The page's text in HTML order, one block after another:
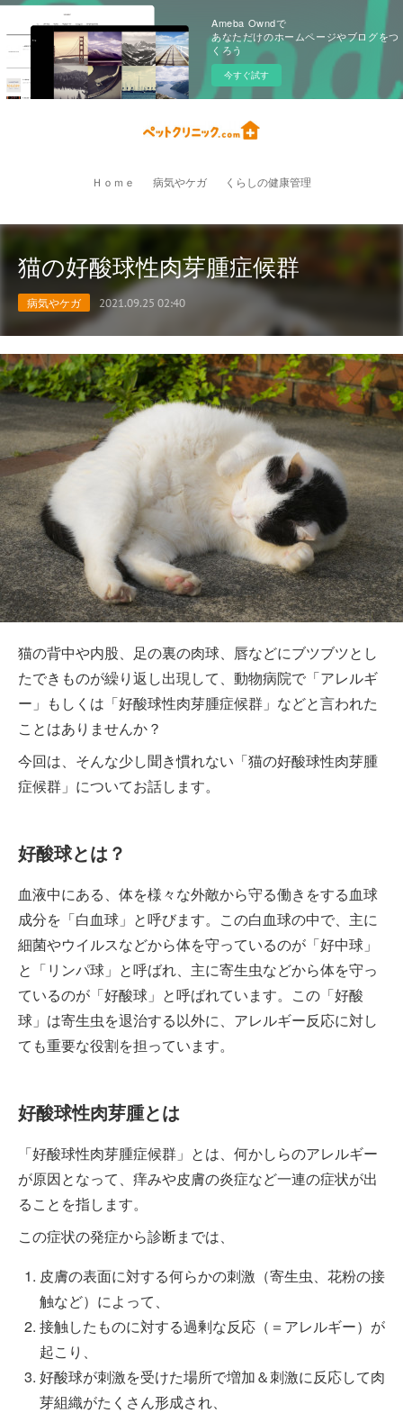
Ameba Owndで
あなただけのホームページやブログをつ
くろう
今すぐ試す
Ｈｏｍｅ 病気やケガ くらしの健康管理
猫の好酸球性肉芽腫症候群
病気やケガ 2021.09.25 02:40
猫の背中や内股、足の裏の肉球、唇などにブツブツとし
たできものが繰り返し出現して、動物病院で「アレルギ
ー」もしくは「好酸球性肉芽腫症候群」などと言われた
ことはありませんか？
今回は、そんな少し聞き慣れない「猫の好酸球性肉芽腫
症候群」についてお話します。
好酸球とは？
血液中にある、体を様々な外敵から守る働きをする血球
成分を「白血球」と呼びます。この白血球の中で、主に
細菌やウイルスなどから体を守っているのが「好中球」
と「リンパ球」と呼ばれ、主に寄生虫などから体を守っ
ているのが「好酸球」と呼ばれています。この「好酸
球」は寄生虫を退治する以外に、アレルギー反応に対し
ても重要な役割を担っています。
好酸球性肉芽腫とは
「好酸球性肉芽腫症候群」とは、何かしらのアレルギー
が原因となって、痒みや皮膚の炎症など一連の症状が出
ることを指します。
この症状の発症から診断までは、
皮膚の表面に対する何らかの刺激（寄生虫、花粉の接
触など）によって、
接触したものに対する過剰な反応（＝アレルギー）が
起こり、
好酸球が刺激を受けた場所で増加＆刺激に反応して肉
芽組織がたくさん形成され、